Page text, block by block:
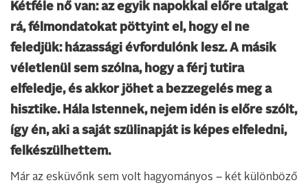
Kétféle nő van: az egyik napokkal előre utalgat
rá, félmondatokat pöttyint el, hogy el ne
feledjük: házassági évfordulónk lesz. A másik
véletlenül sem szólna, hogy a férj tutira
elfeledje, és akkor jöhet a bezzegelés meg a
hisztike. Hála Istennek, nejem idén is előre szólt,
így én, aki a saját szülinapját is képes elfeledni,
felkészülhettem.
Már az esküvőnk sem volt hagyományos – két különböző